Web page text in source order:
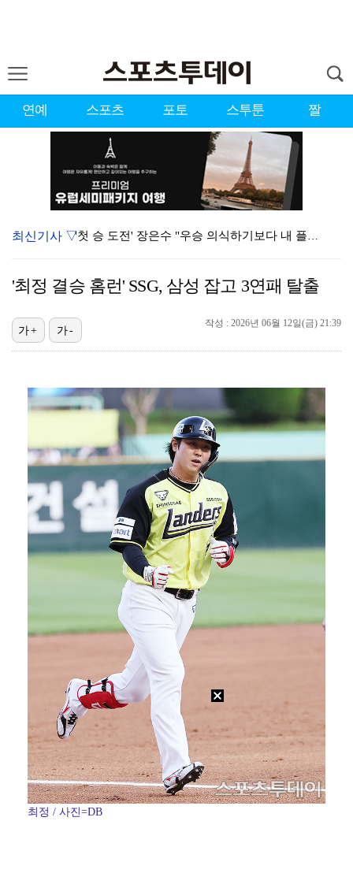
연예 스포츠 포토 스투툰 짤
'첫 승 도전' 장은수 "우승 의식하기보다 내 플레이에…
에스파, 고척돔 입성…공연 시작 40분 만에 첫 인사 …
블랙핑크, 10주년 행사 논란에 사과 "커뮤니케이션 문…
에스파 고척돔 공연에 반가운 얼굴…아이들 미연·트와이스…
'리그 2연패 정조준' 아스널, 뉴캐슬서 기마랑이스 영…
[ST포토] 이강인, 환하게 웃으며
최신기사 ▽
'최정 결승 홈런' SSG, 삼성 잡고 3연패 탈출
작성 : 2026년 06월 12일(금) 21:39
가+ 가-
최정 / 사진=DB